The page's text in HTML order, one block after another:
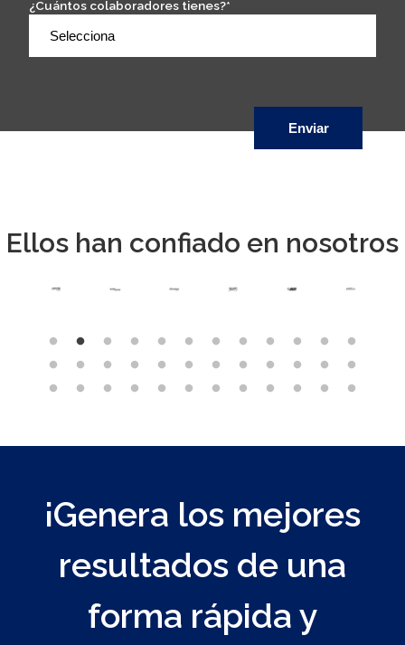
¿Cuántos colaboradores tienes?*
Ellos han confiado en nosotros
¡Genera los mejores
resultados de una
forma rápida y